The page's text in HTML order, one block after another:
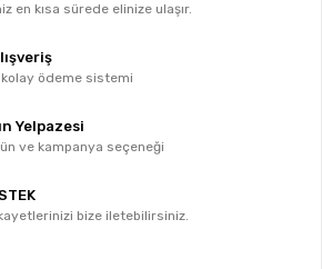
en kısa sürede elinize ulaşır.
ödeme sistemi
Yelpazesi
ve kampanya seçeneği
bize iletebilirsiniz.